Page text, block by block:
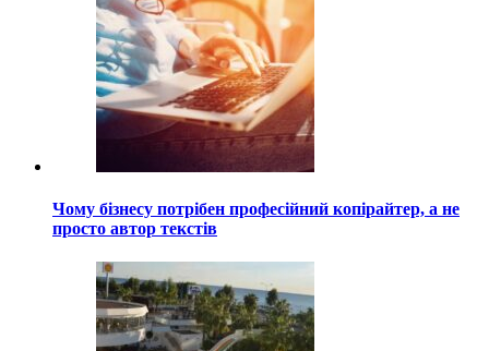
Чому бізнесу потрібен професійний копірайтер, а не
просто автор текстів